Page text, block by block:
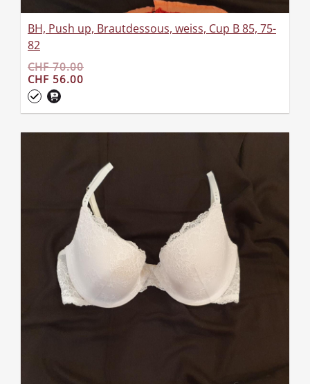
BH, Push up, Brautdessous, weiss, Cup B 85, 75-
82
CHF 70.00
CHF 56.00